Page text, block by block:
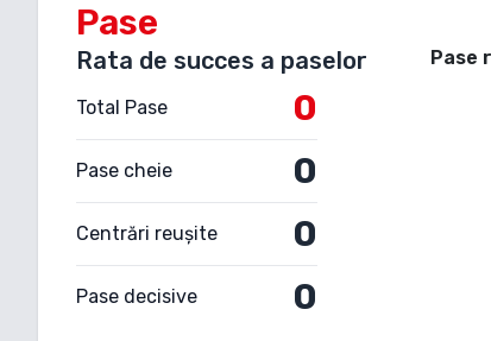
Pase
Rata de succes a paselor
Total Pase 0
Pase cheie 0
Centrări reușite 0
Pase decisive 0
Pase